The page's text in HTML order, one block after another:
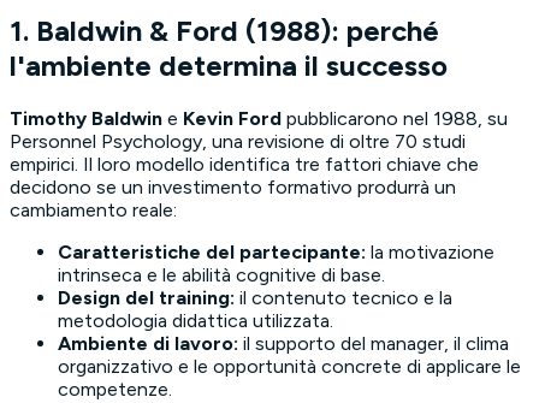
1. Baldwin & Ford (1988): perché
l'ambiente determina il successo
Timothy Baldwin e Kevin Ford pubblicarono nel 1988, su
Personnel Psychology, una revisione di oltre 70 studi
empirici. Il loro modello identifica tre fattori chiave che
decidono se un investimento formativo produrrà un
cambiamento reale:
Caratteristiche del partecipante: la motivazione
intrinseca e le abilità cognitive di base.
Design del training: il contenuto tecnico e la
metodologia didattica utilizzata.
Ambiente di lavoro: il supporto del manager, il clima
organizzativo e le opportunità concrete di applicare le
competenze.